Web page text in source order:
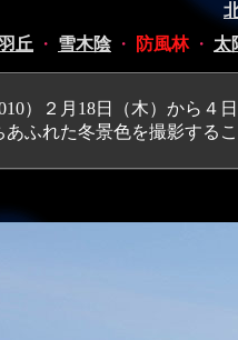
丘
・ 雪木陰 ・ 防風林 ・ 太
）２月18日（木）から４
あふれた冬景色を撮影する